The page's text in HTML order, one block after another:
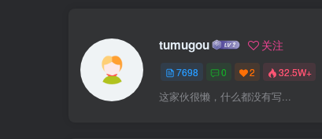
tumugou 关注
7698 0 2 32.5W+
这家伙很懒，什么都没有写...